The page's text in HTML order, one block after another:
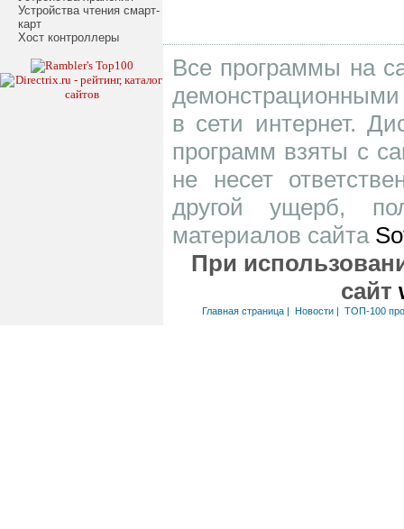
Устройства чтения смарт-
карт
Хост контроллеры
Все программы на
в сети интернет.
программ взяты с
не несет
другой ущерб,
материалов сайта
При
сайт
Главная страница| Новости| ТОП-100